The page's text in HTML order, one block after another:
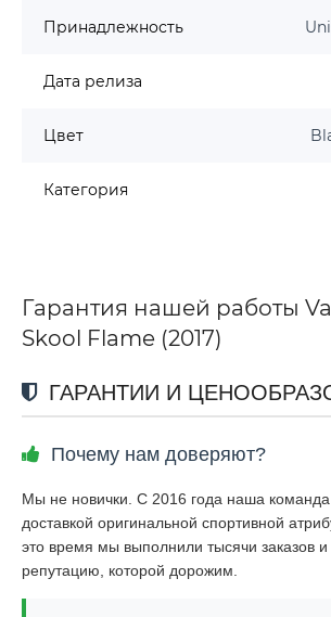
Принадлежность
Дата релиза
Цвет
Категория
Гарантия нашей работы
Skool Flame (2017)
ГАРАНТИИ И
Почему нам доверяют?
Мы не новички. С 2016 года наша команда
доставкой оригинальной спортивной
это время мы выполнили тысячи заказов и
репутацию, которой дорожим.